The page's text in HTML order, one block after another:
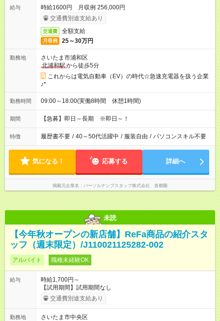
給与
時給1600円 月収例 256,000円
交通費別途支給あり
交通費 全額支給
月収例 25～30万円
勤務地
さいたま市浦和区
北浦和駅から徒歩5分
これからは電気自動車（EV）の時代☆急速充電器を扱う企業
♪*
勤務時間 09:00～18:00(実働8時間 休憩1時間)
期間 【急募】即日～長期 ※即日～！
特徴 履歴書不要 / 40～50代活躍中 / 服装自由 / パソコンスキル不要
気になる！ 応募する 詳細へ
掲載元企業名 パーソルテンプスタッフ株式会社 首都圏
未読
【今年秋オープンの新店舗】ReFa商品の紹介スタ
ッフ（週末限定）/J110021125282-002
アルバイト 職種未経験OK
給与
時給1,700円～
【試用期間】試用期間なし
交通費別途支給あり
勤務地
さいたま市中央区